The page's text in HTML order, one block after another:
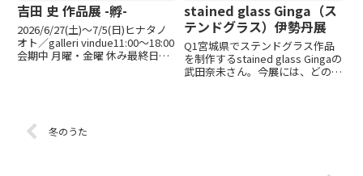
吉田 史 作品展 -孵-
2026/6/27(土)〜7/5(日)ヒナタノ
オト／galleri vindue11:00～18:00
会期中 月曜・金曜 休み最終日
stained glass Ginga（ス
テンドグラス）伊勢丹展
Q1宮城県でステンドグラス作品
を制作するstained glass Gingaの
武田奈未さん。今展には、どのよ
冬のうた